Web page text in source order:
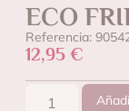
ECO
Referencia:
12,95 €